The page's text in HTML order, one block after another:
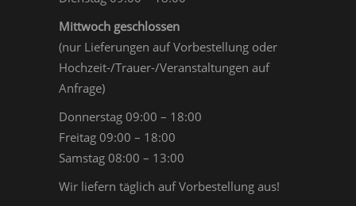
Mittwoch geschlossen
(nur Lieferungen auf Vorbestellung oder
Hochzeit-/Trauer-/Veranstaltungen auf
Anfrage)
Donnerstag 09:00 – 18:00
Freitag 09:00 – 18:00
Samstag 08:00 – 13:00
Wir liefern täglich auf Vorbestellung aus!